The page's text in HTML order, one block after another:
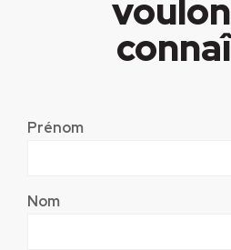
Prénom
Nom